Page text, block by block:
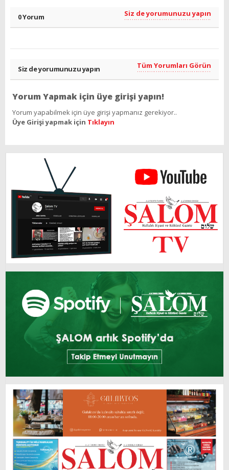
0 Yorum Siz de yorumunuzu yapın
Siz de yorumunuzu yapın Tüm Yorumları Görün
Yorum Yapmak için üye girişi yapın!
Yorum yapabilmek için üye girişi yapmanız gerekiyor..
Üye Girişi yapmak için Tıklayın